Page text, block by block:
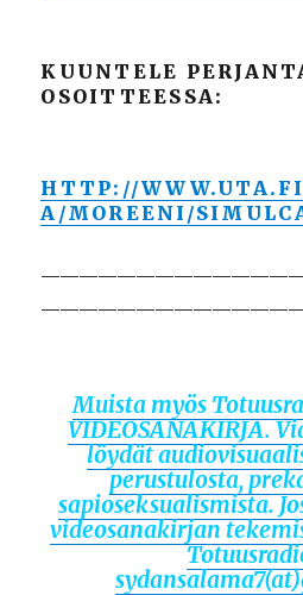
KUUNTELE
OSOITTEESSA:
HTTP://
A/MOREENI/
Muista myös
VIDEOSANAKIRJA.
löydät
perustulosta,
sapioseksualismista.
videosanakirjan